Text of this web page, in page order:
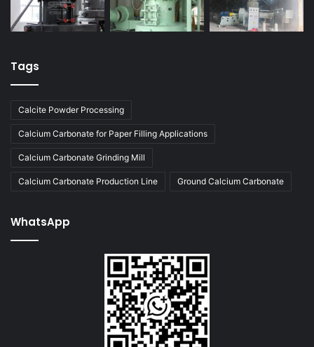
Tags
Calcite Powder Processing
Calcium Carbonate for Paper Filling Applications
Calcium Carbonate Grinding Mill
Calcium Carbonate Production Line Ground Calcium Carbonate
WhatsApp